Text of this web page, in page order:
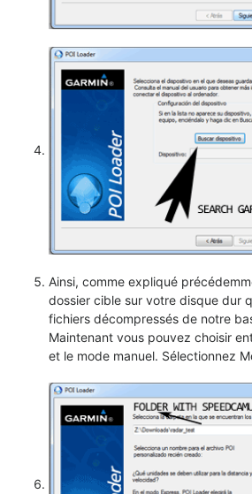
Ainsi, comme expliqué
dossier cible sur votre disque dur
fichiers décompressés de notre
Maintenant vous pouvez choisir
et le mode manuel. Sélectionnez